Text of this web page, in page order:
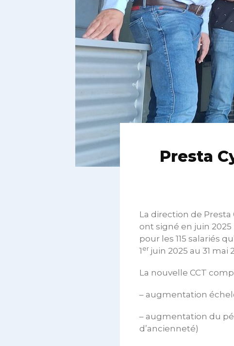
Presta
La direction de Presta
ont signé en juin
pour les 115 salariés
1 er juin 2025 au 31 mai
La nouvelle CCT
– augmentation
– augmentation du
d’ancienneté)